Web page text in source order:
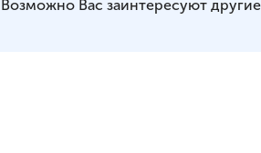
Возможно Вас заинтересуют